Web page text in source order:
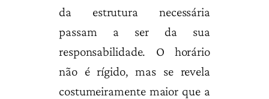
da estrutura necessária
passam a ser da sua
responsabilidade. O horário
não é rígido, mas se revela
costumeiramente maior que a